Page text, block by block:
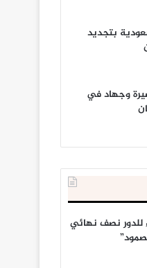
بتجديد
وجهاد في
للدور نصف نهائي